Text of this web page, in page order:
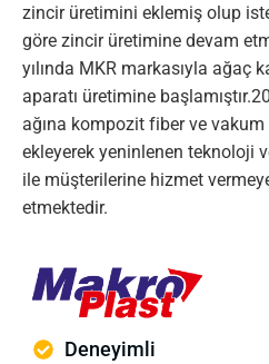
zincir üretimini eklemiş olup
göre zincir üretimine devam
yılında MKR markasıyla ağaç
aparatı üretimine
ağına kompozit fiber ve
ekleyerek yeninlenen teknoloji
ile müşterilerine hizmet
etmektedir.
Deneyimli